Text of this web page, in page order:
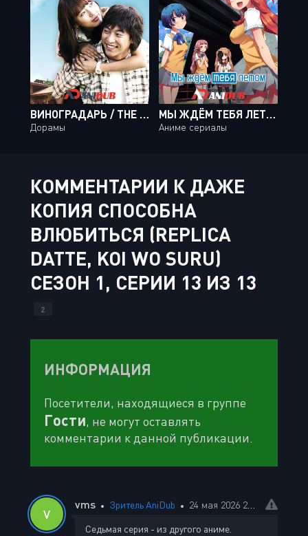
ВИНОГРАДАРЬ / THE VINEYARD MAN [16 ИЗ 16]
Дорамы
МЫ ЖДЁМ ТЕБЯ ЛЕТОМ / ANO NATSU DE MATTERU [12 ИЗ 12]
Аниме сериалы
КОММЕНТАРИИ К ДАЖЕ
КОПИЯ СПОСОБНА
ВЛЮБИТЬСЯ (REPLICA
DATTE, KOI WO SURU)
СЕЗОН 1, СЕРИИ 13 ИЗ 13
2
ИНФОРМАЦИЯ
Посетители, находящиеся в группе
Гости, не могут оставлять
комментарии к данной публикации.
V
vms Зритель AniDub 24 мая 2026 20:31
Седьмая серия - из другого аниме.